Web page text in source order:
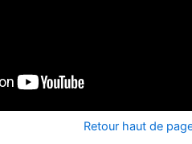
Retour haut de